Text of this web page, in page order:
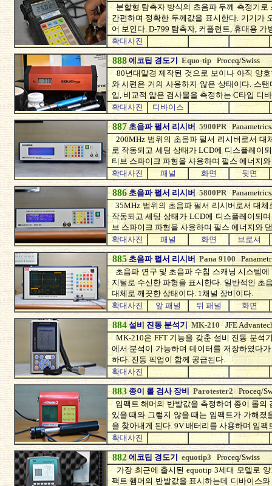
분할형 탐촉자 방식의 초음파 두께 측정기로
간편하며 정확한 두께값을 표시한다. 기기가
어 보인다. D-799 탐촉자, 커플런트, 휴대용 가
확대사진
888 에코팁 경도기 Equo-tip Proceq/Swiss
80년대말경 제작된 것으로 보이나 아직 양
와 시편은 거의 사용하지 않은 상태이다. 스
입, 비교적 얇은 검사물을 측정하는 C타입 디
확대사진
디바이스
887 초음파 펄서 리시버 5900PR
200MHz 범위의 초음파 펄서 리시버로서 대
로 작동되고 세팅 상태가 LCD에 디스플레이
티브 스파이크 파형을 사용하며 펄스 에너지
확대사진
패널 화면 뒷면
886 초음파 펄서 리시버 5800PR
35MHz 범위의 초음파 펄서 리시버로서 대체
작동되고 세팅 상태가 LCD에 디스플레이되
브 스파이크 파형을 사용하며 펄스 에너지와
확대사진
패널 화면 브로셔
885 초음파 펄서 리시버 Pana 9100
초음파 연구 및 초음파 수침 스캐닝 시스템
지털로 수신한 파형을 표시한다. 일반적인 초
대체로 깨끗한 상태이다. 1채널 장비이다.
확대사진
앞 패널 뒤 패널 화면
884 설비 진동 분석기 MK-210 JFE
MK-210은 FFT 기능을 갖춘 설비 진동 분석
에서 분석이 가능하며 데이터를 저장하였다
하다. 진동 픽업이 함께 공급된다.
확대사진
883 종이 롤 검사 장비 Parotester2 Proceq/
임팩트 해머의 반발값을 측정하여 종이 롤의
있을 때와 그렇지 않을 때는 임팩트가 가해
을 찾아내게 된다. 9V 배터리를 사용하며 임
확대사진
882 에코팁 경도기 equotip3 Proceq/Swiss
가장 최근에 출시된 equotip 3세대 모델로
팩트 햄머의 반발값을 표시하는데 디바이스